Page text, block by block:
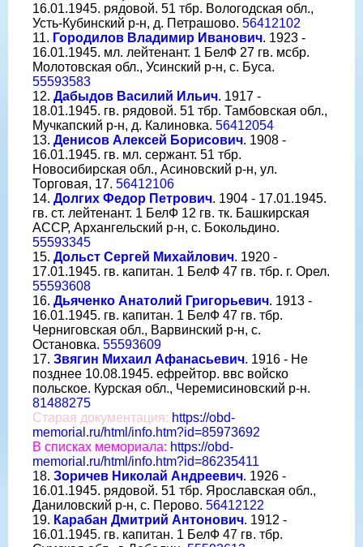
16.01.1945. рядовой. 51 тбр. Вологодская обл.,
Усть-Кубинский р-н, д. Петрашово. 56412102
11. Городилов Владимир Иванович. 1923 -
16.01.1945. мл. лейтенант. 1 БелФ 27 гв. мсбр.
Молотовская обл., Усинский р-н, с. Буса.
55593583
12. Дабыдов Василий Ильич. 1917 -
18.01.1945. гв. рядовой. 51 тбр. Тамбовская обл.,
Мучкапский р-н, д. Калиновка. 56412054
13. Денисов Алексей Борисович. 1908 -
16.01.1945. гв. мл. сержант. 51 тбр.
Новосибирская обл., Асиновский р-н, ул.
Торговая, 17. 56412106
14. Долгих Федор Петрович. 1904 - 17.01.1945.
гв. ст. лейтенант. 1 БелФ 12 гв. тк. Башкирская
АССР, Архангельский р-н, с. Бокольдино.
55593345
15. Дольст Сергей Михайлович. 1920 -
17.01.1945. гв. капитан. 1 БелФ 47 гв. тбр. г. Орел.
55593608
16. Дьяченко Анатолий Григорьевич. 1913 -
16.01.1945. гв. капитан. 1 БелФ 47 гв. тбр.
Черниговская обл., Варвинский р-н, с.
Остановка. 55593609
17. Звягин Михаил Афанасьевич. 1916 - Не
позднее 10.08.1945. ефрейтор. ввс войско
польское. Курская обл., Черемисиновский р-н.
81488275
Старая документация: https://obd-
memorial.ru/html/info.htm?id=85973692
В списках мемориала: https://obd-
memorial.ru/html/info.htm?id=86235411
18. Зоричев Николай Андреевич. 1926 -
16.01.1945. рядовой. 51 тбр. Ярославская обл.,
Даниловский р-н, с. Перово. 56412122
19. Карабан Дмитрий Антонович. 1912 -
16.01.1945. гв. капитан. 1 БелФ 47 гв. тбр.